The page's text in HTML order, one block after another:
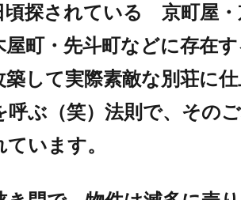
頃探されている 京町屋
町・先斗町などに存在
して実際素敵な別荘に
呼ぶ（笑）法則で、その
います。